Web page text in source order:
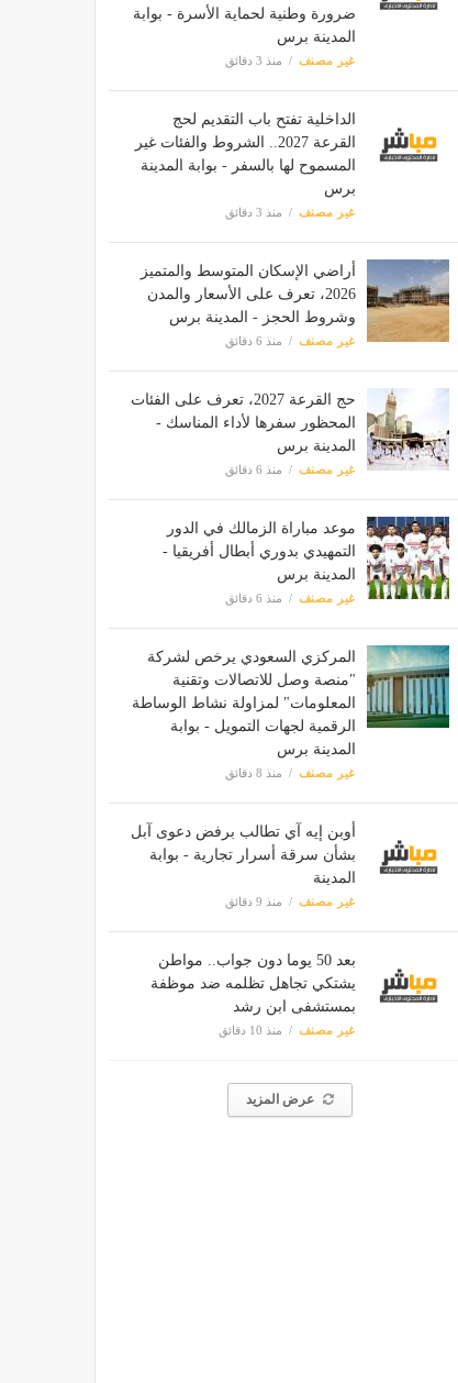
ضرورة وطنية لحماية الأسرة - بوابة
المدينة برس
غير مصنف منذ 3 دقائق
الداخلية تفتح باب التقديم لحج
القرعة 2027.. الشروط والفئات غير
المسموح لها بالسفر - بوابة المدينة
برس
غير مصنف منذ 3 دقائق
أراضي الإسكان المتوسط والمتميز
2026، تعرف على الأسعار والمدن
وشروط الحجز - المدينة برس
غير مصنف منذ 6 دقائق
حج القرعة 2027، تعرف على الفئات
المحظور سفرها لأداء المناسك -
المدينة برس
غير مصنف منذ 6 دقائق
موعد مباراة الزمالك في الدور
التمهيدي بدوري أبطال أفريقيا -
المدينة برس
غير مصنف منذ 6 دقائق
المركزي السعودي يرخص لشركة
"منصة وصل للاتصالات وتقنية
المعلومات" لمزاولة نشاط الوساطة
الرقمية لجهات التمويل - بوابة
المدينة برس
غير مصنف منذ 8 دقائق
أوبن إيه آي تطالب برفض دعوى آبل
بشأن سرقة أسرار تجارية - بوابة
المدينة
غير مصنف منذ 9 دقائق
بعد 50 يوما دون جواب.. مواطن
يشتكي تجاهل تظلمه ضد موظفة
بمستشفى ابن رشد
غير مصنف منذ 10 دقائق
عرض المزيد